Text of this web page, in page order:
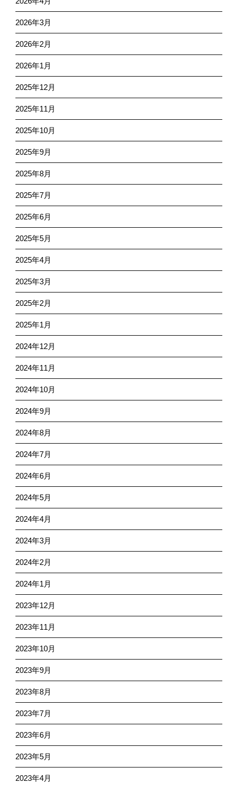
2026年3月
2026年2月
2026年1月
2025年12月
2025年11月
2025年10月
2025年9月
2025年8月
2025年7月
2025年6月
2025年5月
2025年4月
2025年3月
2025年2月
2025年1月
2024年12月
2024年11月
2024年10月
2024年9月
2024年8月
2024年7月
2024年6月
2024年5月
2024年4月
2024年3月
2024年2月
2024年1月
2023年12月
2023年11月
2023年10月
2023年9月
2023年8月
2023年7月
2023年6月
2023年5月
2023年4月